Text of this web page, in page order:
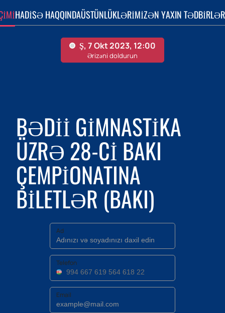
HADISƏ HAQQINDAÜSTÜNLÜKLƏRIMIZƏN YAXIN TƏDBIRLƏR
BƏDII GIMNASTIKA
ÜZRƏ 28-CI BAKI
ÇEMPIONATINA
BILETLƏR (BAKI)
Ad
Telefon
Email